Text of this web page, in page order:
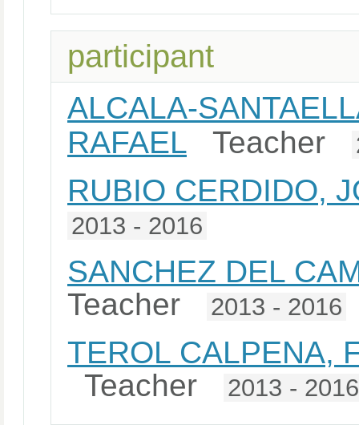
participant
ALCALA-
RAFAEL Teacher
RUBIO CERDIDO,
2013 - 2016
SANCHEZ DEL
Teacher
2013 - 2016
TEROL CALPENA,
Teacher
2013 - 2016